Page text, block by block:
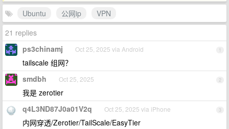
Ubuntu
公网ip
VPN
21 replies
1
ps3chinamj Oct 25, 2025 via Android
tailscale 组网？
2
smdbh Oct 25, 2025
我是 zerotier
3
q4L3ND87J0a01V2q Oct 25, 2025 via iPhone
内网穿透/Zerotier/TailScale/EasyTier